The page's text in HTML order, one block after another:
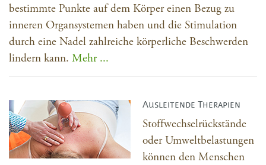
bestimmte Punkte auf dem Körper einen Bezug zu
inneren Organsystemen haben und die Stimulation
durch eine Nadel zahlreiche körperliche Beschwerden
lindern kann. Mehr ...
Ausleitende Therapien
Stoffwechselrückstände
oder Umweltbelastungen
können den Menschen